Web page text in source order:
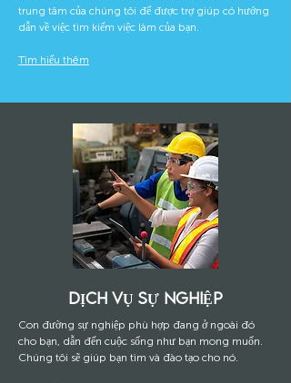
trung tâm của chúng tôi để được trợ giúp có hướng
dẫn về việc tìm kiếm việc làm của bạn.
Tìm hiểu thêm
DỊCH VỤ SỰ NGHIỆP
Con đường sự nghiệp phù hợp đang ở ngoài đó
cho bạn, dẫn đến cuộc sống như bạn mong muốn.
Chúng tôi sẽ giúp bạn tìm và đào tạo cho nó.